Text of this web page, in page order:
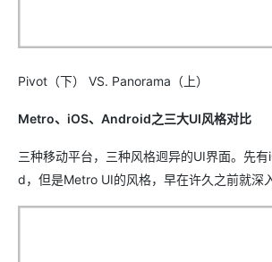
Pivot（下） VS. Panorama（上）
Metro、iOS、Android之三大UI风格对比
三种移动平台，三种风格迥异的UI界面。先
d，但是Metro UI的风格，早在许久之前就深